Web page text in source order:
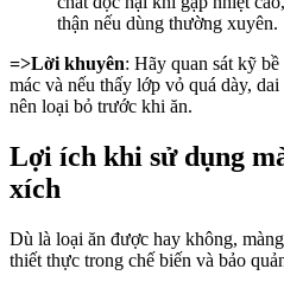
thận nếu dùng thường xuyên.
=>Lời khuyên: Hãy quan sát kỹ
mác và nếu thấy lớp vỏ quá dày,
nên loại bỏ trước khi ăn.
Lợi ích khi sử dụng
xích
Dù là loại ăn được hay không,
thiết thực trong chế biến và bảo